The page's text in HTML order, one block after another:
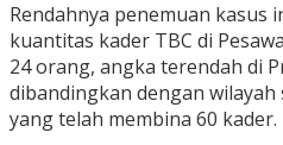
Rendahnya penemuan kasus
kuantitas kader TBC di
24 orang, angka terendah di
dibandingkan dengan
yang telah membina 60 kader.